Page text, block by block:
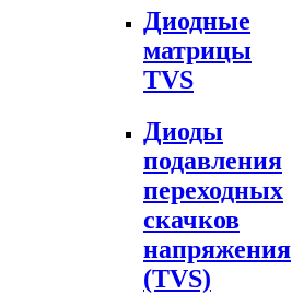
Диодные
матрицы
TVS
Диоды
подавления
переходных
скачков
напряжения
(TVS)